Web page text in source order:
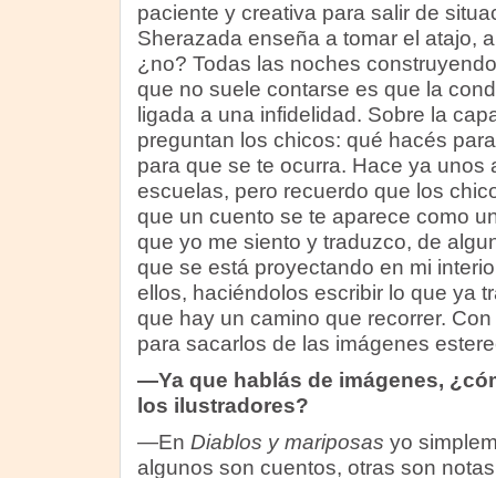
paciente y creativa para salir de
Sherazada enseña a tomar el atajo,
¿no? Todas las noches
que no suele contarse es que la
ligada a una infidelidad. Sobre la
preguntan los chicos: qué hacés
para que se te ocurra. Hace ya unos
escuelas, pero recuerdo que los
que un cuento se te aparece como
que yo me siento y traduzco, de
que se está proyectando en mi
ellos, haciéndolos escribir lo que ya
que hay un camino que recorrer.
para sacarlos de las imágenes
—Ya que hablás de imágenes,
los ilustradores?
—En Diablos y mariposas yo
algunos son cuentos, otras son